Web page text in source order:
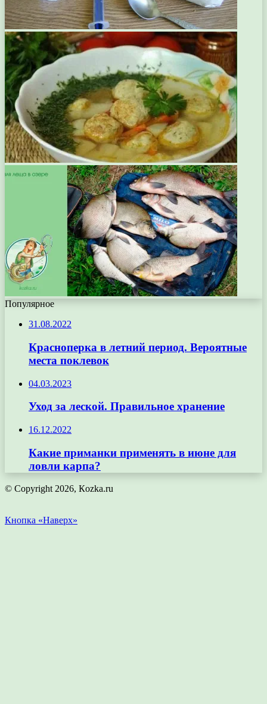
Популярное
31.08.2022
Красноперка в летний период. Вероятные
места поклевок
04.03.2023
Уход за леской. Правильное хранение
16.12.2022
Какие приманки применять в июне для
ловли карпа?
© Copyright 2026, Кozka.ru
Кнопка «Наверх»